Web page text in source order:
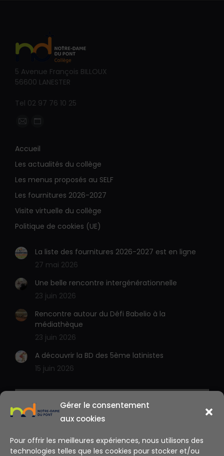
Gérer le consentement
aux cookies
Pour offrir les meilleures expériences, nous utilisons des
technologies telles que les cookies pour stocker et/ou
5 Avenue François BILLOUX
56600 LANESTER
Tel 02 97 76 10 25
Trouvez nous sur :
La
E-
mail
s'ouvre
dans
une
fenêtre
La
Site
Web
s'ouvre
dans
une
fenêtre
Accueil
Les actualités du collège
Les menus proposés au SELF
Les fournitures 2026-2027
Visite virtuelle du collège
Politique de cookies (UE)
La liste des fournitures 2026-2027 est en ligne
27 mai 2026
Une belle rencontre intergénérationnelle
23 juin 2026
Rencontre autour du Défi Babelio à la
médiathèque
23 juin 2026
A découvrir la BD des 5ème latinistes
15 juin 2026